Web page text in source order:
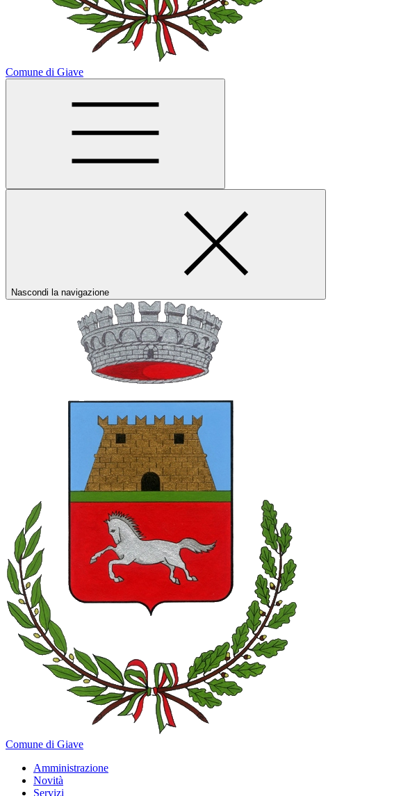
Comune di Giave
Nascondi la navigazione
Comune di Giave
Amministrazione
Novità
Servizi